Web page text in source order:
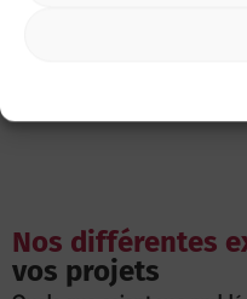
Nos différentes
vos projets